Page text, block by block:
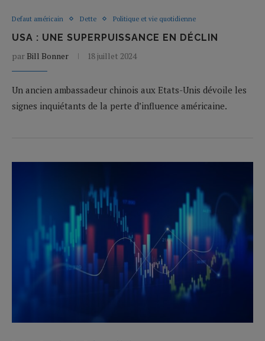
Defaut américain Dette Politique et vie quotidienne
USA : UNE SUPERPUISSANCE EN DÉCLIN
par Bill Bonner 18 juillet 2024
Un ancien ambassadeur chinois aux Etats-Unis dévoile les
signes inquiétants de la perte d’influence américaine.